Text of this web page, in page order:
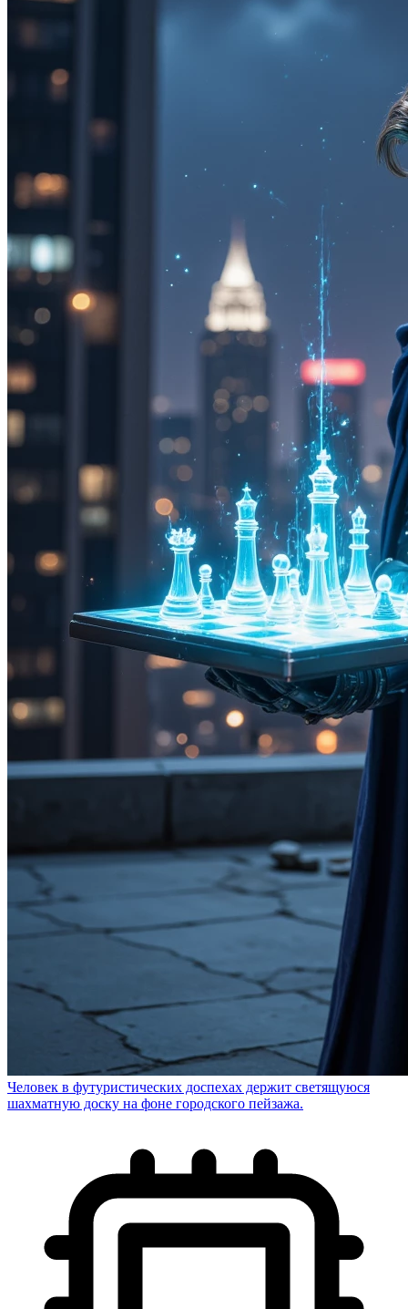
Человек в футуристических доспехах держит светящуюся
шахматную доску на фоне городского пейзажа.